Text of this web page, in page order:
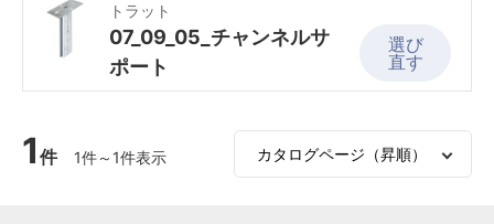
トラット
07_09_05_チャンネルサ
ポート
選び
直す
1 件 1件～1件表示